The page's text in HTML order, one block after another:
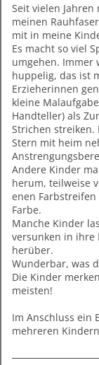
Seit vielen
meinen
mit in meine
Es macht so viel
umgehen. Immer
huppelig, das ist
Erzieherinnen
kleine
Handteller) als
Strichen streiken.
Stern mit heim
Andere Kinder
herum, teilweise
enen Farbstreifen
Farbe.
Manche Kinder
versunken in ihre
herüber.
Wunderbar, was
Die Kinder
meisten!
Im Anschluss ein
mehreren